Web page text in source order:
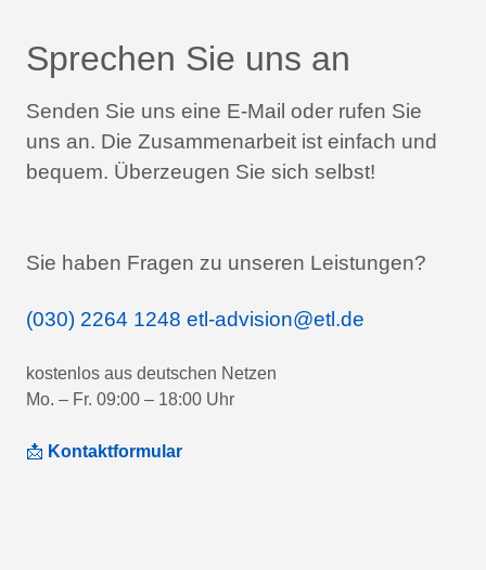
Sprechen Sie uns an
Senden Sie uns eine E-Mail oder rufen Sie
uns an. Die Zusammenarbeit ist einfach und
bequem. Überzeugen Sie sich selbst!
Sie haben Fragen zu unseren Leistungen?
(030) 2264 1248 etl-advision@etl.de
kostenlos aus deutschen Netzen
Mo. – Fr. 09:00 – 18:00 Uhr
📩 Kontaktformular